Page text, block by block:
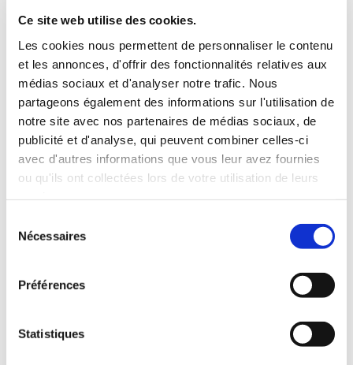
Ce site web utilise des cookies.
Les cookies nous permettent de personnaliser le contenu
et les annonces, d'offrir des fonctionnalités relatives aux
médias sociaux et d'analyser notre trafic. Nous
partageons également des informations sur l'utilisation de
notre site avec nos partenaires de médias sociaux, de
publicité et d'analyse, qui peuvent combiner celles-ci
avec d'autres informations que vous leur avez fournies
ou qu'ils ont collectées lors de votre utilisation de leurs
Nécessaires
Préférences
Statistiques
Berline